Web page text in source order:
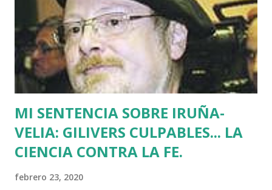
político. Nadie recuerda en Bilbao una manifestación mayor
que la que había pedido la liberación de Miguel Angel
Blanco horas antes de su asesinato: concentró a más de
medio millón de personas. Fuimos muchos los que
descubrimos que l...
MI SENTENCIA SOBRE IRUÑA-
VELIA: GILIVERS CULPABLES... LA
CIENCIA CONTRA LA FE.
febrero 23, 2020